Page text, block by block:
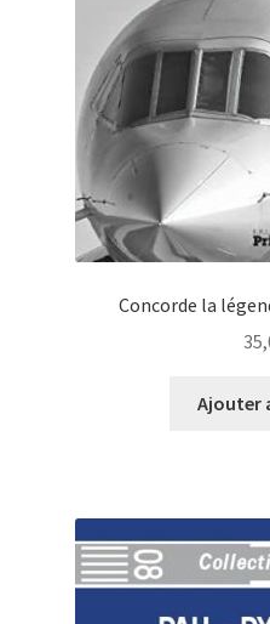
Concorde la
Ajouter